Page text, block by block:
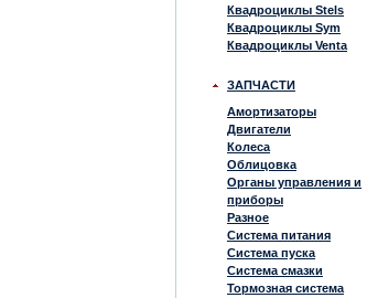
Квадроциклы Stels
Квадроциклы Sym
Квадроциклы Venta
ЗАПЧАСТИ
Амортизаторы
Двигатели
Колеса
Облицовка
Органы управления и
приборы
Разное
Система питания
Система пуска
Система смазки
Тормозная система